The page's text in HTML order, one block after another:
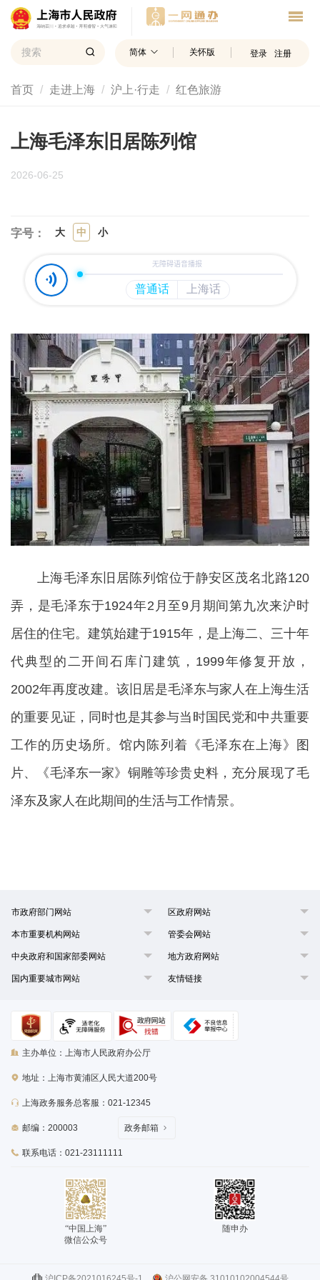
简体 关怀版 登录 注册
首页 走进上海 沪上·行走 红色旅游
上海毛泽东旧居陈列馆
2026-06-25
字号： 大 中 小
上海毛泽东旧居陈列馆位于静安区茂名北路120
弄，是毛泽东于1924年2月至9月期间第九次来沪时
居住的住宅。建筑始建于1915年，是上海二、三十年
代典型的二开间石库门建筑，1999年修复开放，
2002年再度改建。该旧居是毛泽东与家人在上海生活
的重要见证，同时也是其参与当时国民党和中共重要
工作的历史场所。馆内陈列着《毛泽东在上海》图
片、《毛泽东一家》铜雕等珍贵史料，充分展现了毛
泽东及家人在此期间的生活与工作情景。
市政府部门网站 区政府网站
本市重要机构网站 管委会网站
中央政府和国家部委网站 地方政府网站
国内重要城市网站 友情链接
主办单位：上海市人民政府办公厅
地址：上海市黄浦区人民大道200号
上海政务服务总客服：021-12345
邮编：200003
联系电话：021-23111111
政务邮箱
“中国上海”
微信公众号
随申办